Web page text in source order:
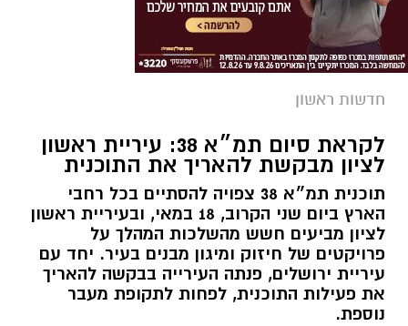
חדשות ראשון
לקראת סיום תמ״א 38: עיריית ראשון
לציון מבקשת להאריך את התוכנית
תוכנית תמ״א 38 צפויה להסתיים בכל רחבי
הארץ ביום שני הקרוב, 18 במאי, ובעיריית ראשון
לציון מביעים חשש מהשלכות המהלך על
פרויקטים של חיזוק ומיגון מבנים בעיר. יחד עם
עיריית ירושלים, פנתה העירייה בבקשה להאריך
את פעילות התוכנית, לפחות לתקופת מעבר
נוספת.